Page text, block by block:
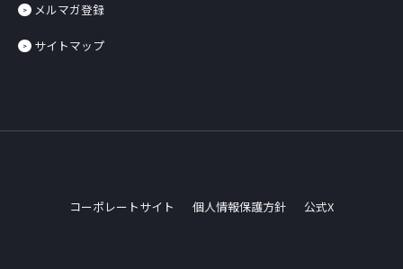
メルマガ登録
サイトマップ
コーポレートサイト 個人情報保護方針 公式X